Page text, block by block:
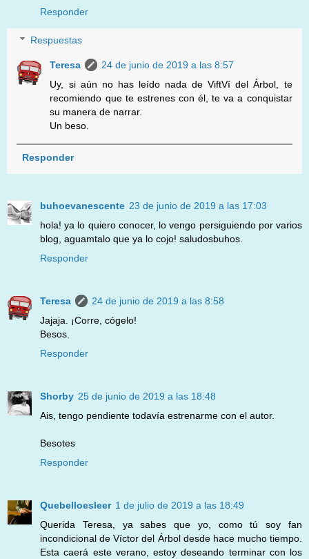
Responder
Respuestas
Teresa
24 de junio de 2019 a las 8:57
Uy, si aún no has leído nada de ViftVí del Árbol, te
recomiendo que te estrenes con él, te va a conquistar
su manera de narrar.
Un beso.
Responder
buhoevanescente 23 de junio de 2019 a las 17:03
hola! ya lo quiero conocer, lo vengo persiguiendo por varios
blog, aguamtalo que ya lo cojo! saludosbuhos.
Responder
Teresa
24 de junio de 2019 a las 8:58
Jajaja. ¡Corre, cógelo!
Besos.
Responder
Shorby 25 de junio de 2019 a las 18:48
Ais, tengo pendiente todavía estrenarme con el autor.
Besotes
Responder
Quebelloesleer 1 de julio de 2019 a las 18:49
Querida Teresa, ya sabes que yo, como tú soy fan
incondicional de Víctor del Árbol desde hace mucho tiempo.
Esta caerá este verano, estoy deseando terminar con los